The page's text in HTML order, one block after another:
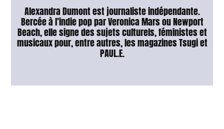
Alexandra Dumont est journaliste indépendante.
Bercée à l’indie pop par Veronica Mars ou Newport
Beach, elle signe des sujets culturels, féministes et
musicaux pour, entre autres, les magazines Tsugi et
PAUL.E.